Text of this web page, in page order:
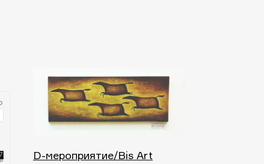
D-мероприятие/Bis Art